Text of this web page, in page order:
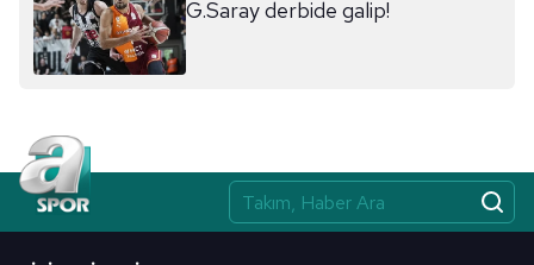
ilgili mevzuata uygun olarak kullanılan çerezlerle ilgili bilgi
almak için lütfentıklayınız
G.Saray derbide galip!